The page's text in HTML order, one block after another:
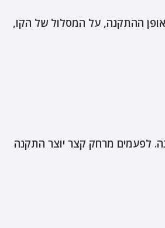
ההתקנה, על המסלול של הקו,
לפעמים מרחק קצר יוצר התקנה